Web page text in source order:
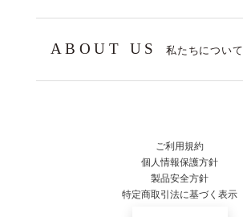
ABOUT US 私たちについて
ご利用規約
個人情報保護方針
製品安全方針
特定商取引法に基づく表示